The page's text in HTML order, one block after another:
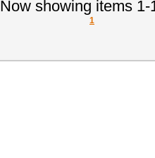
Now showing items 1-
1